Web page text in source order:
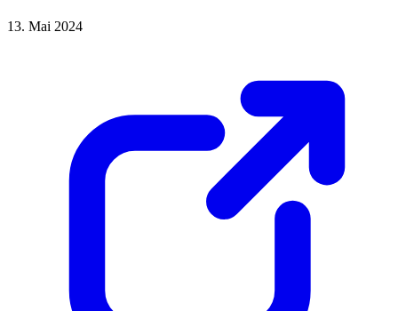
13. Mai 2024